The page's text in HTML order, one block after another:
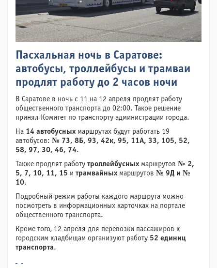
Пасхальная ночь в Саратове:
автобусы, троллейбусы и трамваи
продлят работу до 2 часов ночи
В Саратове в ночь с 11 на 12 апреля продлят работу
общественного транспорта до 02:00. Такое решение
принял Комитет по транспорту администрации города.
На 14 автобусных маршрутах будут работать 19
автобусов: № 73, 8Б, 93, 42к, 95, 11А, 33, 105, 52,
58, 97, 30, 46, 74.
Также продлят работу троллейбусных маршрутов № 2,
5, 7, 10, 11, 15 и трамвайных маршрутов № 9Д и №
10.
Подробный режим работы каждого маршрута можно
посмотреть в информационных карточках на портале
общественного транспорта.
Кроме того, 12 апреля для перевозки пассажиров к
городским кладбищам организуют работу 52 единиц
транспорта.